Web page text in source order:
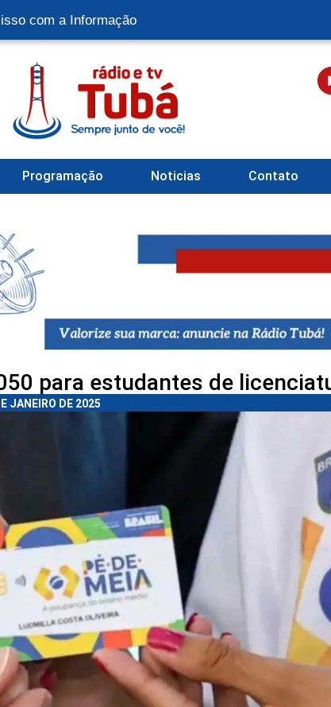
com a Informação
Programação Noticias Contato
para estudantes de
JANEIRO DE 2025